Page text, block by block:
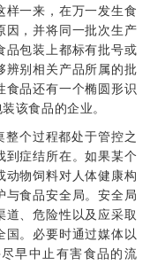
样一来，在万一发生食
因，并将同一批次生产
品包装上都标有批号或
辨别相关产品所属的批
食品还有一个椭圆形识
该食品的企业。
整个过程都处于管控之
到症结所在。如果某个
动物饲料对人体健康构
与食品安全局。安全局
道、危险性以及应采取
国。必要时通过媒体以
早中止有害食品的流